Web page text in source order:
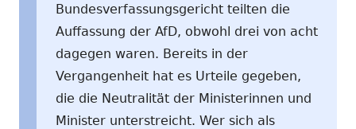
Bundesverfassungsgericht teilten die
Auffassung der AfD, obwohl drei von acht
dagegen waren. Bereits in der
Vergangenheit hat es Urteile gegeben,
die die Neutralität der Ministerinnen und
Minister unterstreicht. Wer sich als